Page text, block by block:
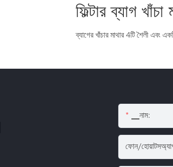
ফিল্টার ব্যাগ
ব্যাগের খাঁচার মাথার 4টি শৈলী এবং
▁নাম:
ফোন/